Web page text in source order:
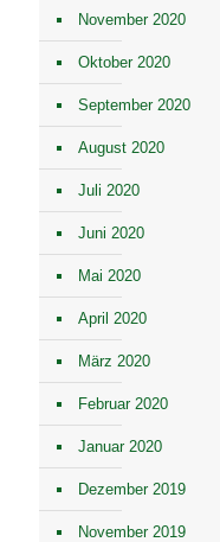
November 2020
Oktober 2020
September 2020
August 2020
Juli 2020
Juni 2020
Mai 2020
April 2020
März 2020
Februar 2020
Januar 2020
Dezember 2019
November 2019